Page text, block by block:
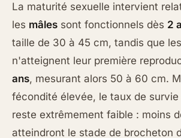
La maturité sexuelle intervient
les mâles sont fonctionnels dès 2
taille de 30 à 45 cm, tandis que les
n'atteignent leur première
ans, mesurant alors 50 à 60 cm.
fécondité élevée, le taux de survie
reste extrêmement faible : moins
atteindront le stade de brocheton